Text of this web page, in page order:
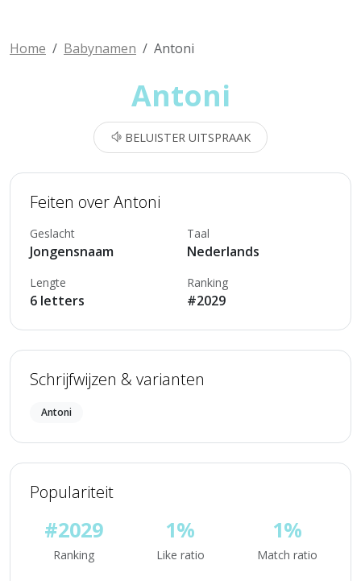
Home Babynamen Antoni
Antoni
BELUISTER UITSPRAAK
Feiten over Antoni
Geslacht
Jongensnaam
Taal
Nederlands
Lengte
6 letters
Ranking
#2029
Schrijfwijzen & varianten
Antoni
Populariteit
#2029
Ranking
1%
Like ratio
1%
Match ratio